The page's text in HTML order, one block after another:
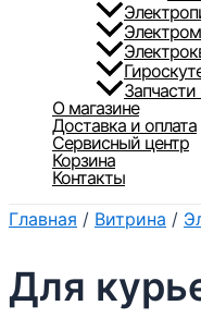
О магазине
Доставка и оплата
Сервисный центр
Корзина
Контакты
Главная / Витрина /
Для